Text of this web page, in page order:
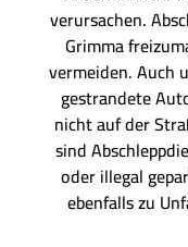
verursachen.
Grimma
vermeiden. Auch
gestrandete
nicht auf der
sind
oder illegal
ebenfalls zu